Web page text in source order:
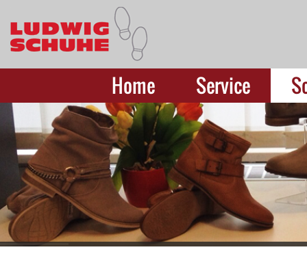
Home Service